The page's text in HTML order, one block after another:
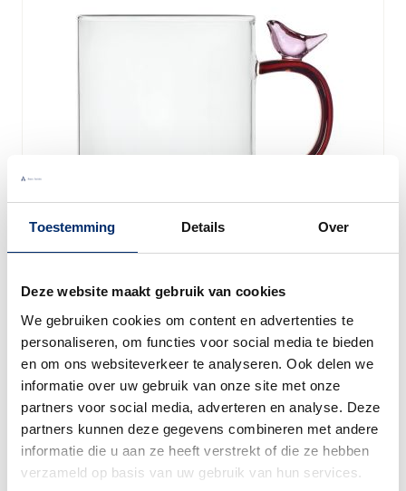
Toestemming Details Over
Deze website maakt gebruik van cookies
We gebruiken cookies om content en advertenties te
personaliseren, om functies voor social media te bieden
en om ons websiteverkeer te analyseren. Ook delen we
informatie over uw gebruik van onze site met onze
partners voor social media, adverteren en analyse. Deze
partners kunnen deze gegevens combineren met andere
informatie die u aan ze heeft verstrekt of die ze hebben
verzameld op basis van uw gebruik van hun services.
Ichendorf Milano
Ichendorf Milano Birds Glazen Mok Pink Bird
Special Price
€ 19,50
€ 21,75
Op voorraad
In winkelwagen